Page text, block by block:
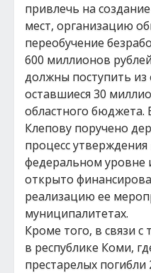
привлечь на
мест, организацию
переобучение
600 миллионов
должны поступить из
оставшиеся 30
областного
Клепову поручено
процесс
федеральном уровне
открыто
реализацию ее
муниципалитетах.
Кроме того, в связи
в республике Коми,
престарелых погибли